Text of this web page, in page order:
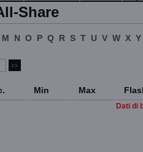
Share
M N O P Q R S T U V W X Y
Min Max
Dati di